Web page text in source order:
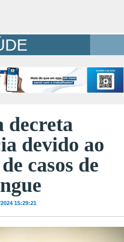
decreta
devido ao
casos de
15:29:21